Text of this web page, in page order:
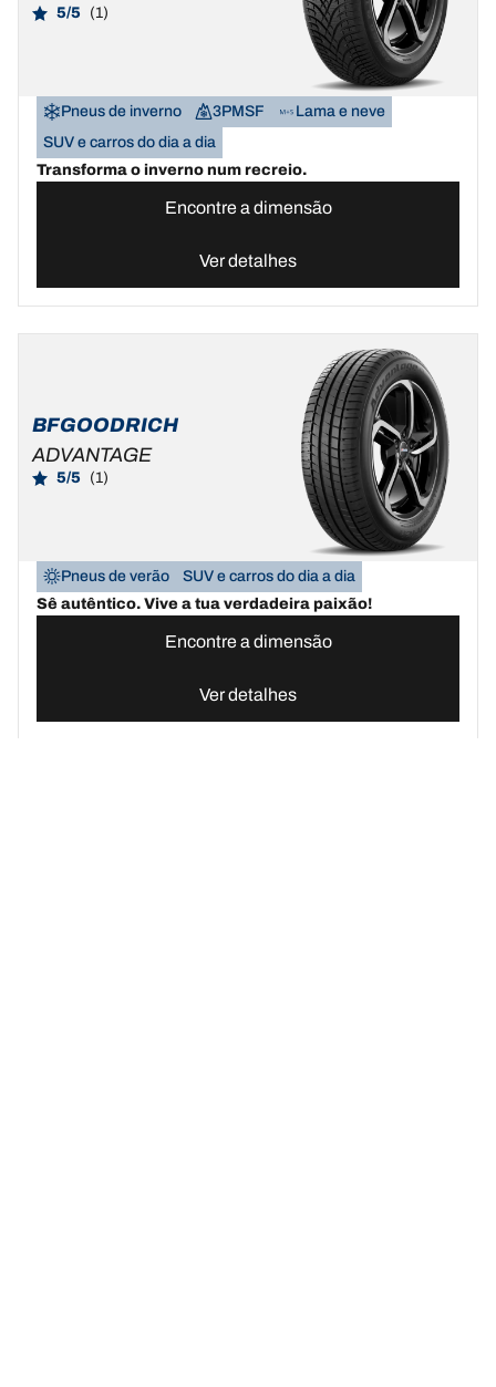
5/5 (1)
Pneus de inverno 3PMSF
Lama e neve
SUV e carros do dia a dia
Transforma o inverno num recreio.
Encontre a dimensão
Ver detalhes
BFGOODRICH
ADVANTAGE
5/5 (1)
Pneus de verão
SUV e carros do dia a dia
Sê autêntico. Vive a tua verdadeira paixão!
Encontre a dimensão
Ver detalhes